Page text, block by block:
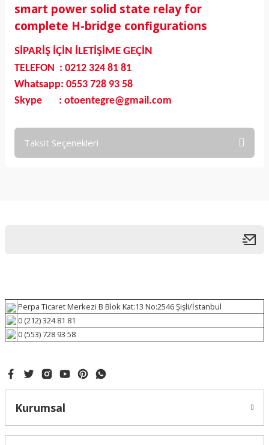
smart power solid state relay for
complete H-bridge configurations
SİPARİŞ İÇİN İLETİŞİME GEÇİN
TELEFON : 0212 324 81 81
Whatsapp: 0553 728 93 58
Skype : otoentegre@gmail.com
Taksit Seçenekleri
Perpa Ticaret Merkezi B Blok Kat:13 No:2546 Şişli/İstanbul
0 (212) 324 81 81
0 (553) 728 93 58
Kurumsal